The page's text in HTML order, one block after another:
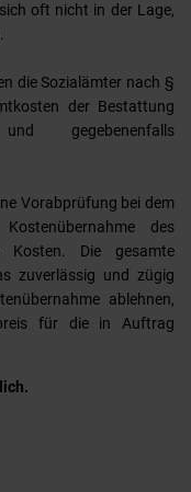
oft nicht in der Lage,
die Sozialämter nach §
der Bestattung
gegebenenfalls
Vorabprüfung bei dem
des
Kosten. Die gesamte
zuverlässig und zügig
ablehnen,
für die in Auftrag